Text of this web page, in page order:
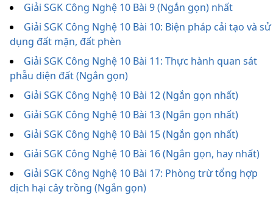
Giải SGK Công Nghệ 10 Bài 9 (Ngắn gọn) nhất
Giải SGK Công Nghệ 10 Bài 10: Biện pháp cải tạo và sử
dụng đất mặn, đất phèn
Giải SGK Công Nghệ 10 Bài 11: Thực hành quan sát
phẫu diện đất (Ngắn gọn)
Giải SGK Công Nghệ 10 Bài 12 (Ngắn gọn nhất)
Giải SGK Công Nghệ 10 Bài 13 (Ngắn gọn nhất)
Giải SGK Công Nghệ 10 Bài 15 (Ngắn gọn nhất)
Giải SGK Công Nghệ 10 Bài 16 (Ngắn gọn, hay nhất)
Giải SGK Công Nghệ 10 Bài 17: Phòng trừ tổng hợp
dịch hại cây trồng (Ngắn gọn)